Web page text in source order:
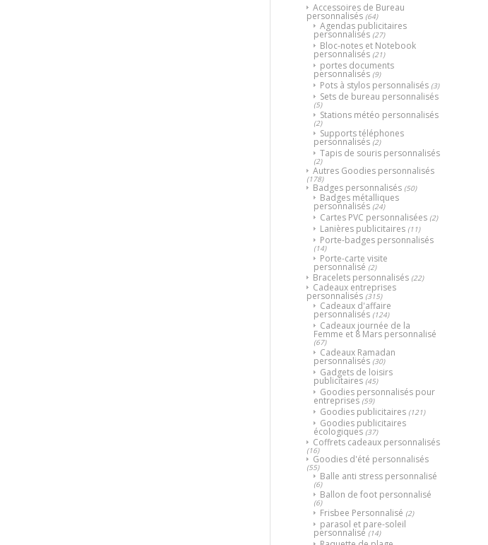
Accessoires de Bureau
personnalisés (64)
Agendas publicitaires
personnalisés (27)
Bloc-notes et Notebook
personnalisés (21)
portes documents
personnalisés (9)
Pots à stylos personnalisés (3)
Sets de bureau personnalisés
(5)
Stations météo personnalisés
(2)
Supports téléphones
personnalisés (2)
Tapis de souris personnalisés
(2)
Autres Goodies personnalisés
(178)
Badges personnalisés (50)
Badges métalliques
personnalisés (24)
Cartes PVC personnalisées (2)
Lanières publicitaires (11)
Porte-badges personnalisés
(14)
Porte-carte visite
personnalisé (2)
Bracelets personnalisés (22)
Cadeaux entreprises
personnalisés (315)
Cadeaux d'affaire
personnalisés (124)
Cadeaux journée de la
Femme et 8 Mars personnalisé
(67)
Cadeaux Ramadan
personnalisés (30)
Gadgets de loisirs
publicitaires (45)
Goodies personnalisés pour
entreprises (59)
Goodies publicitaires (121)
Goodies publicitaires
écologiques (37)
Coffrets cadeaux personnalisés
(16)
Goodies d'été personnalisés
(55)
Balle anti stress personnalisé
(6)
Ballon de foot personnalisé
(6)
Frisbee Personnalisé (2)
parasol et pare-soleil
personnalisé (14)